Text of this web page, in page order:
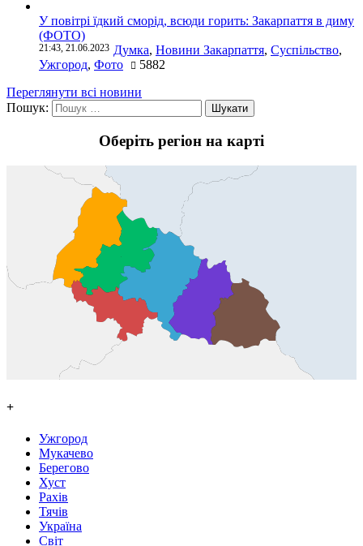
У повітрі їдкий сморід, всюди горить: Закарпаття в диму
(ФОТО)
21:43, 21.06.2023 Думка, Новини Закарпаття, Суспільство,
Ужгород, Фото
5882
Переглянути всі новини
Пошук:
Оберіть регіон на карті
+
Ужгород
Мукачево
Берегово
Хуст
Рахів
Тячів
Україна
Світ